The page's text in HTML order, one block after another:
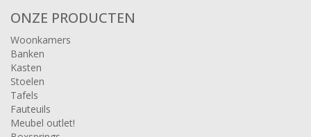
ONZE PRODUCTEN
Woonkamers
Banken
Kasten
Stoelen
Tafels
Fauteuils
Meubel outlet!